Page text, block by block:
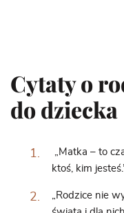
Cytaty o
do dziecka
„Matka – to
ktoś, kim
„Rodzice nie